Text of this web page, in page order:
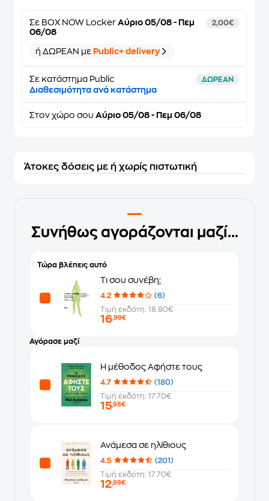
Σε BOX NOW Locker Αύριο 05/08 - Πεμ
06/08
2,00€
ή ΔΩΡΕΑΝ με Public+ delivery
Σε κατάστημα Public ΔΩΡΕΑΝ
Διαθεσιμότητα ανά κατάστημα
Στον χώρο σου Αύριο 05/08 - Πεμ 06/08
Άτοκες δόσεις με ή χωρίς πιστωτική
Συνήθως αγοράζονται μαζί...
Τώρα βλέπεις αυτό
Τι σου συνέβη;
4.2
(6)
Τιμή εκδότη: 18.80€
16,99€
Αγόρασε μαζί
Η μέθοδος Αφήστε τους
4.7
(180)
Τιμή εκδότη: 17.70€
15,98€
Ανάμεσα σε ηλίθιους
4.5
(201)
Τιμή εκδότη: 17.70€
12,99€